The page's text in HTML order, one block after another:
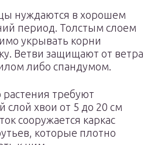
нуждаются в хорошем
период. Толстым слоем
укрывать корни
Ветви защищают от ветра
либо спандумом.
растения требуют
хвои от 5 до 20 см
сооружается каркас
которые плотно